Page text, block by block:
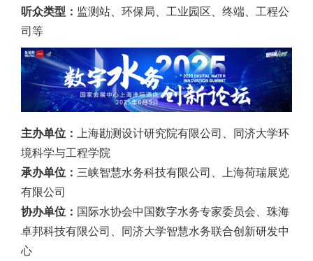
听众类型： 监测站、环保局、工业园区、终端、工程公
司等
主办单位： 上海勘测设计研究院有限公司、同济大学环
境科学与工程学院
承办单位： 三峡智慧水务科技有限公司、上海荷瑞展览
有限公司
协办单位： 国际水协会中国数字水务专家委员会、珠海
卓邦科技有限公司、同济大学智慧水务联合创新研发中
心